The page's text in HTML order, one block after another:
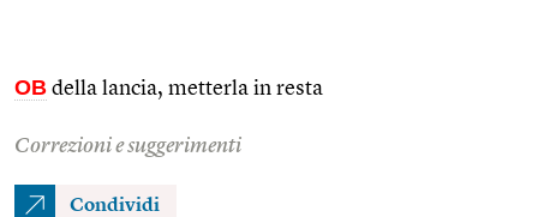
OB della lancia, metterla in resta
Correzioni e suggerimenti
Condividi